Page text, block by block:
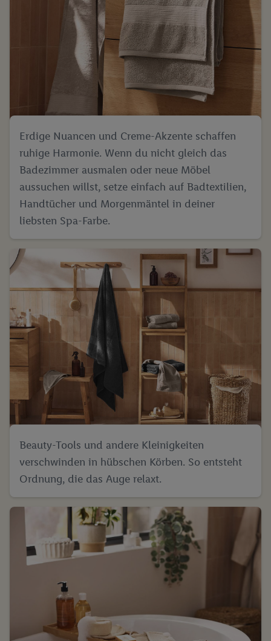
Erdige Nuancen und Creme-Akzente schaffen
ruhige Harmonie. Wenn du nicht gleich das
Badezimmer ausmalen oder neue Möbel
aussuchen willst, setze einfach auf Badtextilien,
Handtücher und Morgenmäntel in deiner
liebsten Spa-Farbe.
Beauty-Tools und andere Kleinigkeiten
verschwinden in hübschen Körben. So entsteht
Ordnung, die das Auge relaxt.